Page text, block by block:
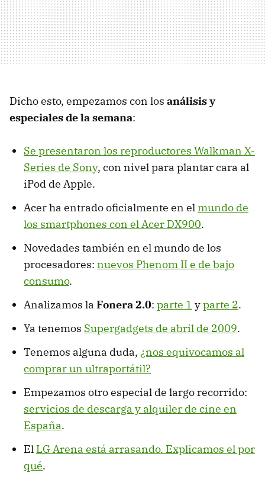
Dicho esto, empezamos con los análisis y
especiales de la semana:
Se presentaron los reproductores Walkman X-
Series de Sony, con nivel para plantar cara al
iPod de Apple.
Acer ha entrado oficialmente en el mundo de
los smartphones con el Acer DX900.
Novedades también en el mundo de los
procesadores: nuevos Phenom II e de bajo
consumo.
Analizamos la Fonera 2.0: parte 1 yparte 2.
Ya tenemos Supergadgets de abril de 2009.
Tenemos alguna duda, ¿nos equivocamos al
comprar un ultraportátil?
Empezamos otro especial de largo recorrido:
servicios de descarga y alquiler de cine en
España.
El LG Arena está arrasando. Explicamos el por
qué.